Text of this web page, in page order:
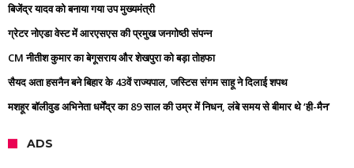
बिजेंद्र यादव को बनाया गया उप मुख्यमंत्री
ग्रेटर नोएडा वेस्ट में आरएसएस की प्रमुख जनगोष्ठी संपन्न
CM नीतीश कुमार का बेगूसराय और शेखपुरा को बड़ा तोहफा
सैयद अता हसनैन बने बिहार के 43वें राज्यपाल, जस्टिस संगम साहू ने दिलाई शपथ
मशहूर बॉलीवुड अभिनेता धर्मेंद्र का 89 साल की उम्र में निधन, लंबे समय से बीमार थे ‘ही-मैन’
ADS